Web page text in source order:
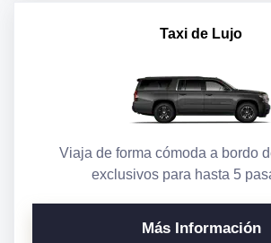
Taxi de Lujo
Viaja de forma cómoda a bordo
exclusivos para hasta 5
Más Información